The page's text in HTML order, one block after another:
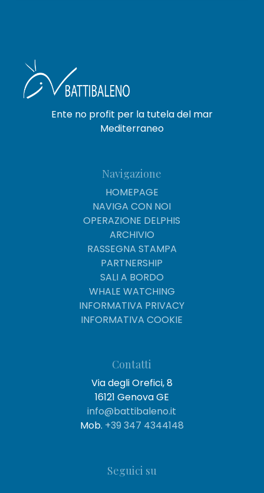
Ente no profit per la tutela del mar
Mediterraneo
Navigazione
HOMEPAGE
NAVIGA CON NOI
OPERAZIONE DELPHIS
ARCHIVIO
RASSEGNA STAMPA
PARTNERSHIP
SALI A BORDO
WHALE WATCHING
INFORMATIVA PRIVACY
INFORMATIVA COOKIE
Contatti
Via degli Orefici, 8
16121 Genova GE
info@battibaleno.it
Mob. +39 347 4344148
Seguici su